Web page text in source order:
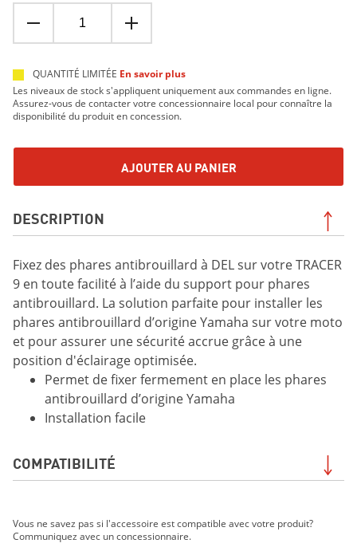
QUANTITÉ LIMITÉE En savoir plus
Les niveaux de stock s'appliquent uniquement aux commandes en ligne.
Assurez-vous de contacter votre concessionnaire local pour connaître la
disponibilité du produit en concession.
AJOUTER AU PANIER
DESCRIPTION
Fixez des phares antibrouillard à DEL sur votre TRACER
9 en toute facilité à l’aide du support pour phares
antibrouillard. La solution parfaite pour installer les
phares antibrouillard d’origine Yamaha sur votre moto
et pour assurer une sécurité accrue grâce à une
position d'éclairage optimisée.
Permet de fixer fermement en place les phares
antibrouillard d’origine Yamaha
Installation facile
COMPATIBILITÉ
Tracer 9 Y-AMT 2025
Vous ne savez pas si l'accessoire est compatible avec votre produit?
Communiquez avec un concessionnaire.